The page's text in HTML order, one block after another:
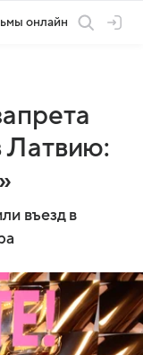
онлайн
Латвию:
въезд в